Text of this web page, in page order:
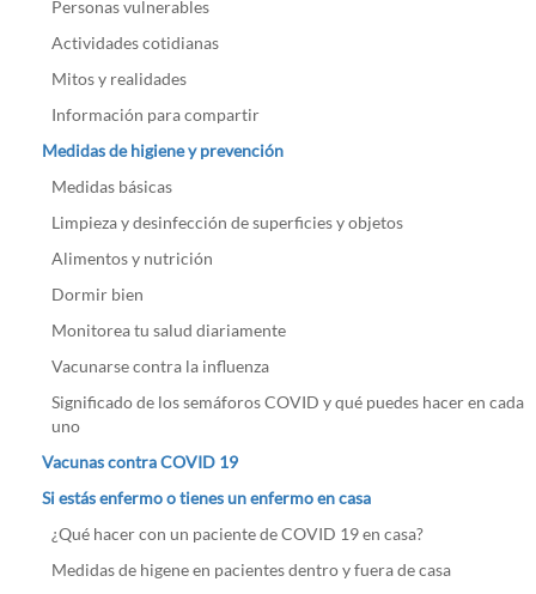
Personas vulnerables
Actividades cotidianas
Mitos y realidades
Información para compartir
Medidas de higiene y prevención
Medidas básicas
Limpieza y desinfección de superficies y objetos
Alimentos y nutrición
Dormir bien
Monitorea tu salud diariamente
Vacunarse contra la influenza
Significado de los semáforos COVID y qué puedes hacer en cada
uno
Vacunas contra COVID 19
Si estás enfermo o tienes un enfermo en casa
¿Qué hacer con un paciente de COVID 19 en casa?
Medidas de higene en pacientes dentro y fuera de casa